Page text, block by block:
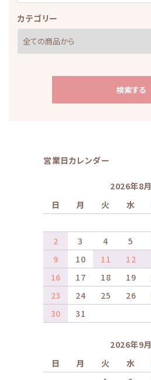
カテゴリー
検索する
営業日カレンダー
2026年8月
日
月 火 水
2
3 4 5
9
10 11 12
16
17 18 19
23
24 25 26
30
31
2026年9月
日
月 火 水